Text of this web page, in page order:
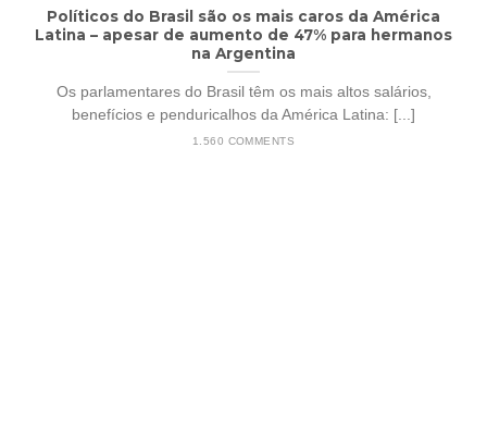
Políticos do Brasil são os mais caros da América
Latina – apesar de aumento de 47% para hermanos
na Argentina
Os parlamentares do Brasil têm os mais altos salários,
benefícios e penduricalhos da América Latina: [...]
1.560 COMMENTS